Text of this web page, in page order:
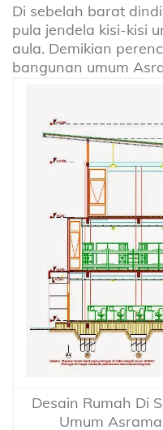
Di sebelah barat
pula jendela kisi-kisi
aula. Demikian
bangunan umum
Desain Rumah Di
Umum